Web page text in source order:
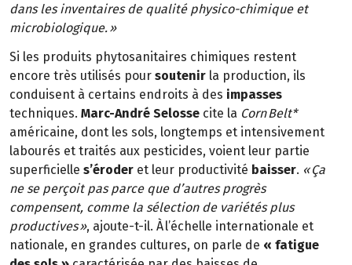
dans les inventaires de qualité physico-chimique et
microbiologique. »
Si les produits phytosanitaires chimiques restent
encore très utilisés pour soutenir la production, ils
conduisent à certains endroits à des impasses
techniques. Marc-André Selosse cite la Corn Belt*
américaine, dont les sols, longtemps et intensivement
labourés et traités aux pesticides, voient leur partie
superficielle s’éroder et leur productivité baisser. « Ça
ne se perçoit pas parce que d’autres progrès
compensent, comme la sélection de variétés plus
productives », ajoute-t-il. À l’échelle internationale et
nationale, en grandes cultures, on parle de « fatigue